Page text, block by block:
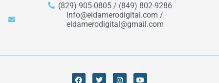
(829) 905-0805 / (849) 802-9286
info@eldamerodigital.com /
eldamerodigital@gmail.com